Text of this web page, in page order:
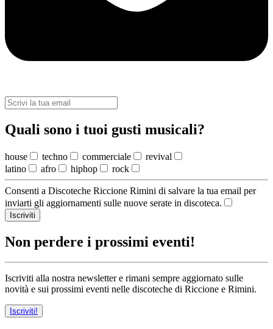
Quali sono i tuoi gusti musicali?
house techno commerciale
revival
latino
afro hiphop rock
Consenti a Discoteche Riccione Rimini di salvare la tua email per
inviarti gli aggiornamenti sulle nuove serate in discoteca.
Iscriviti
Non perdere i prossimi eventi!
Iscriviti alla nostra newsletter e rimani sempre aggiornato sulle
novità e sui prossimi eventi nelle discoteche di Riccione e Rimini.
Iscriviti!